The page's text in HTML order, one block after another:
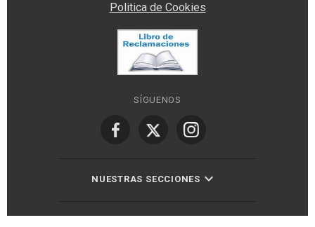
Politica de Cookies
SÍGUENOS
NUESTRAS SECCIONES